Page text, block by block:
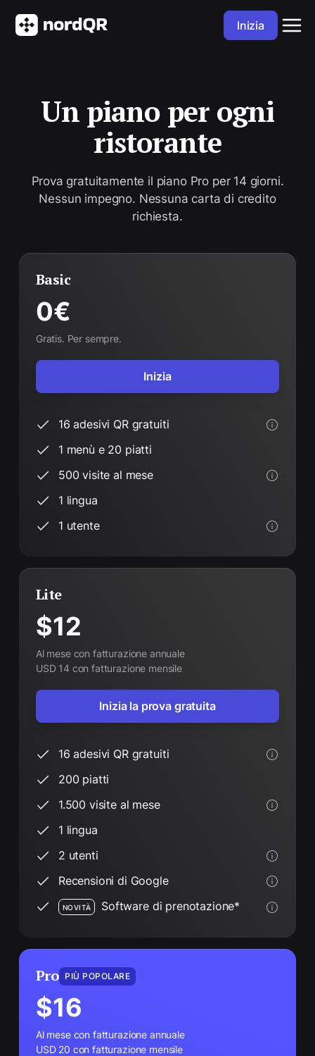
Inizia
Un piano per ogni
ristorante
Prova gratuitamente il piano Pro per 14 giorni.
Nessun impegno. Nessuna carta di credito
richiesta.
Basic
0€
Gratis. Per sempre.
Inizia
16 adesivi QR gratuiti
1 menù e 20 piatti
500 visite al mese
1 lingua
1 utente
Lite
$12
Al mese con fatturazione annuale
USD 14 con fatturazione mensile
Inizia la prova gratuita
16 adesivi QR gratuiti
200 piatti
1.500 visite al mese
1 lingua
2 utenti
Recensioni di Google
NOVITÀ Software di prenotazione*
Pro PIÙ POPOLARE
$16
Al mese con fatturazione annuale
USD 20 con fatturazione mensile